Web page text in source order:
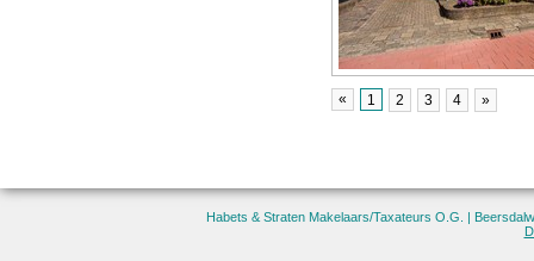
« 1 2 3 4 »
Habets & Straten Makelaars/Taxateurs O.G. |